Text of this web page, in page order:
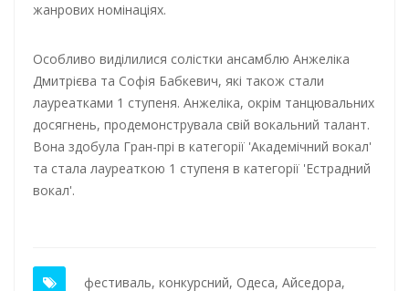
жанрових номінаціях.
Особливо виділилися солістки ансамблю Анжеліка
Дмитрієва та Софія Бабкевич, які також стали
лауреатками 1 ступеня. Анжеліка, окрім танцювальних
досягнень, продемонструвала свій вокальний талант.
Вона здобула Гран-прі в категорії 'Академічний вокал'
та стала лауреаткою 1 ступеня в категорії 'Естрадний
вокал'.
фестиваль, конкурсний, Одеса, Айседора,